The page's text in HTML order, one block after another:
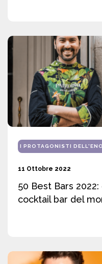
I PROTAGONISTI
11 Ottobre 2022
50 Best Bars
cocktail bar del